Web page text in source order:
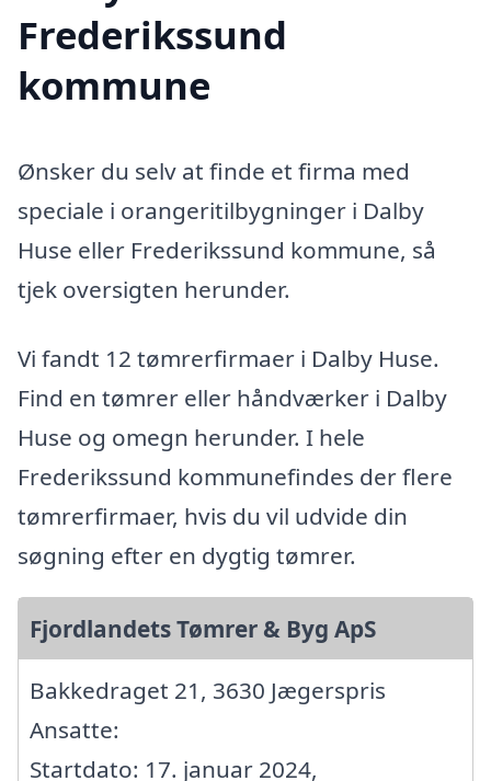
Frederikssund
kommune
Ønsker du selv at finde et firma med
speciale i orangeritilbygninger i Dalby
Huse eller Frederikssund kommune, så
tjek oversigten herunder.
Vi fandt 12 tømrerfirmaer i Dalby Huse.
Find en tømrer eller håndværker i Dalby
Huse og omegn herunder. I hele
Frederikssund kommunefindes der flere
tømrerfirmaer, hvis du vil udvide din
søgning efter en dygtig tømrer.
Fjordlandets Tømrer & Byg ApS
Bakkedraget 21, 3630 Jægerspris
Ansatte:
Startdato: 17. januar 2024,